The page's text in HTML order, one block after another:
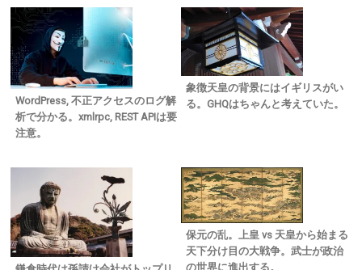
WordPress, 不正アクセスのログ解
析で分かる。xmlrpc, REST APIは要
注意。
象徴天皇の背景にはイギリスがい
る。GHQはちゃんと考えていた。
保元の乱。上皇 vs 天皇から始まる
天下分け目の大戦争。武士が政治
の世界に進出する。